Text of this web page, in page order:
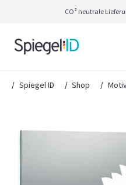
springen
CO² neutrale
Spiegel ID Shop